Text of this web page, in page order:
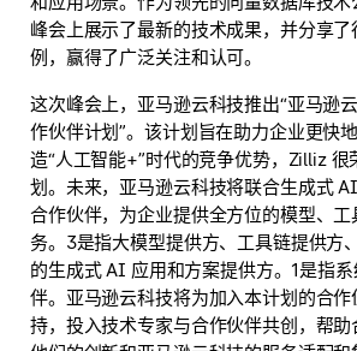
峰会上展示了最新的技术成果，并分享
例，赢得了广泛关注和认可。
这次峰会上，亚马逊云科技推出“亚马逊
作伙伴计划”。该计划旨在助力企业更快
造“人工智能+”时代的竞争优势，Zilliz 很
划。未来，亚马逊云科技将联合生成式
合作伙伴，为企业提供全方位的模型、
务。3是指大模型提供方、工具链提供方
的生成式 AI 应用和方案提供方。1是指
伴。亚马逊云科技将为加入本计划的合
持，投入技术专家与合作伙伴共创，帮